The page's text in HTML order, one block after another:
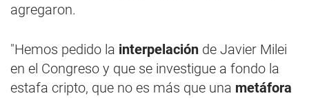
agregaron.
"Hemos pedido la interpelación de Javier Milei
en el Congreso y que se investigue a fondo la
estafa cripto, que no es más que una metáfora